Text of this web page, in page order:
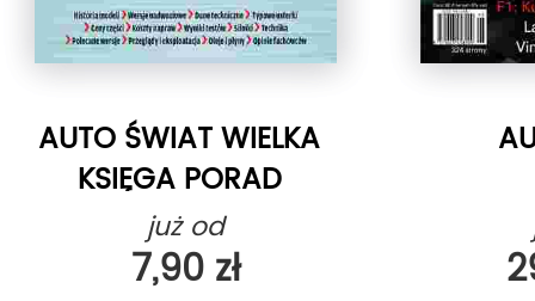
AUTO ŚWIAT WIELKA
KSIĘGA PORAD
EKSPLO...
już od
7,90 zł